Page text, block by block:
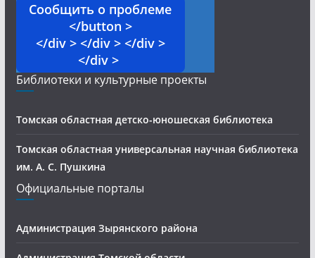
Сообщить о проблеме
</button >
</div > </div > </div >
</div >
Библиотеки и культурные проекты
Томская областная детско-юношеская библиотека
Томская областная универсальная научная библиотека
им. А. С. Пушкина
Официальные порталы
Администрация Зырянского района